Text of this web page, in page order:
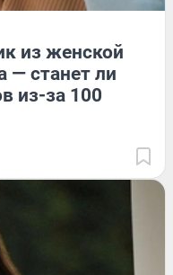
из женской
— станет ли
из-за 100